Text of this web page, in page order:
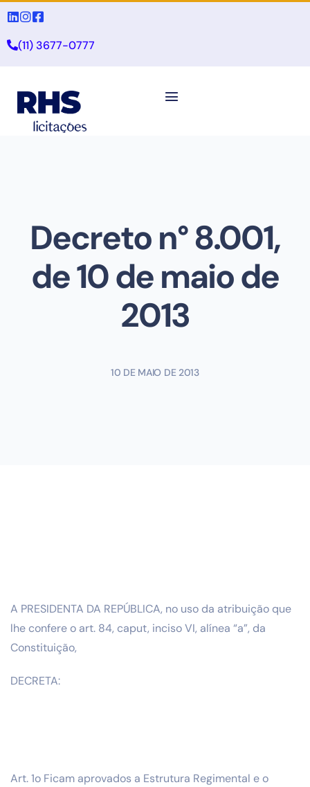
(11) 3677-0777
Decreto n° 8.001,
de 10 de maio de
2013
10 DE MAIO DE 2013
A PRESIDENTA DA REPÚBLICA, no uso da atribuição que
lhe confere o art. 84, caput, inciso VI, alínea “a”, da
Constituição,
DECRETA:
Art. 1o Ficam aprovados a Estrutura Regimental e o